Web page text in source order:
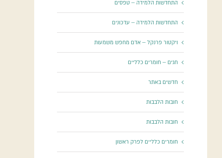
התחדשות הלמידה – טפסים
התחדשות הלמידה – עדכונים
ויקטור פרנקל – אדם מחפש משמעות
חגים – חומרים כלליים
חדשים באתר
חובות הלבבות
חובות הלבבות
חומרים כלליים לפרק ראשון